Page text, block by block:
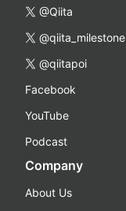
@Qiita
@qiita_milestone
@qiitapoi
Facebook
YouTube
Podcast
Company
About Us